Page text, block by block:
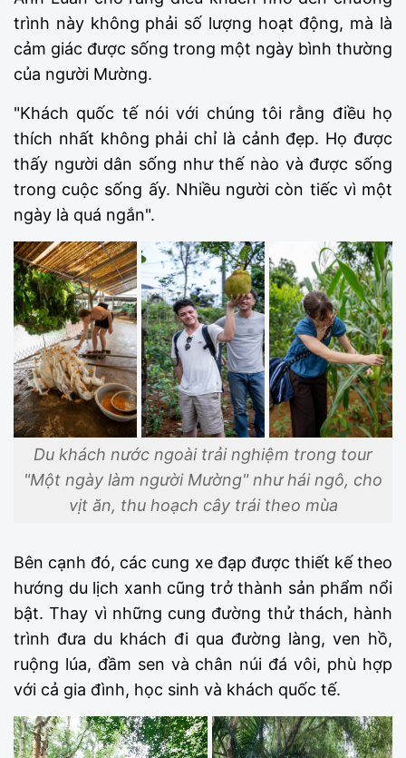
trình này không phải số lượng hoạt động, mà là
cảm giác được sống trong một ngày bình thường
của người Mường.
"Khách quốc tế nói với chúng tôi rằng điều họ
thích nhất không phải chỉ là cảnh đẹp. Họ được
thấy người dân sống như thế nào và được sống
trong cuộc sống ấy. Nhiều người còn tiếc vì một
ngày là quá ngắn".
Du khách nước ngoài trải nghiệm trong tour
"Một ngày làm người Mường" như hái ngô, cho
vịt ăn, thu hoạch cây trái theo mùa
Bên cạnh đó, các cung xe đạp được thiết kế theo
hướng du lịch xanh cũng trở thành sản phẩm nổi
bật. Thay vì những cung đường thử thách, hành
trình đưa du khách đi qua đường làng, ven hồ,
ruộng lúa, đầm sen và chân núi đá vôi, phù hợp
với cả gia đình, học sinh và khách quốc tế.